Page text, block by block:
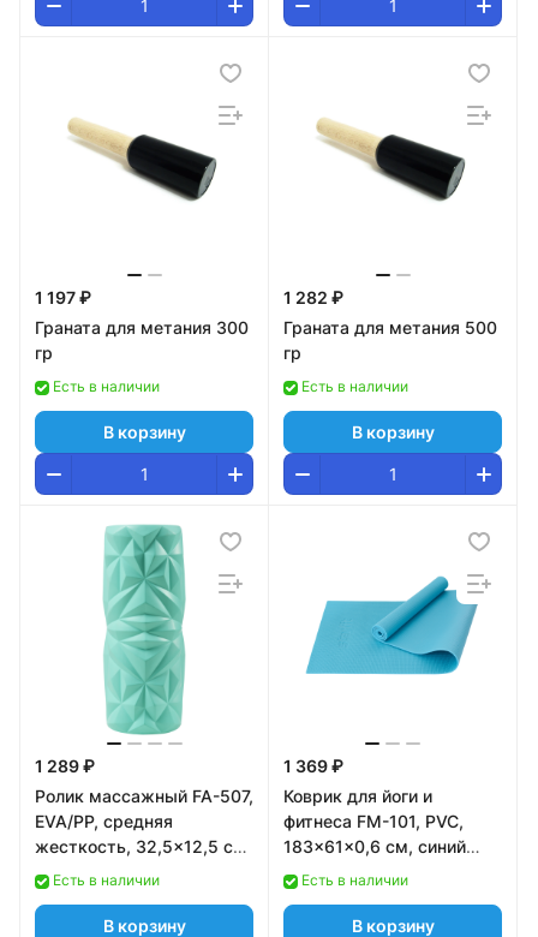
1 197 ₽
Граната для метания 300
гр
Есть в наличии
В корзину
1 282 ₽
Граната для метания 500
гр
Есть в наличии
В корзину
1 289 ₽
Ролик массажный FA-507,
EVA/PP, средняя
жесткость, 32,5x12,5 cм,
мятный/серый
Есть в наличии
В корзину
1 369 ₽
Коврик для йоги и
фитнеса FM-101, PVC,
183x61x0,6 см, синий
пастель
Есть в наличии
В корзину